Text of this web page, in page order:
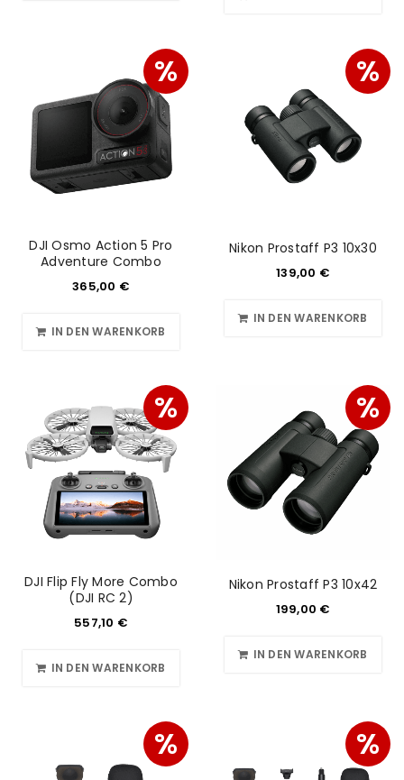
%
DJI Osmo Action 5 Pro
Adventure Combo
365,00 €
IN DEN WARENKORB
%
Nikon Prostaff P3 10x30
139,00 €
IN DEN WARENKORB
%
DJI Flip Fly More Combo
(DJI RC 2)
557,10 €
IN DEN WARENKORB
%
Nikon Prostaff P3 10x42
199,00 €
IN DEN WARENKORB
% %